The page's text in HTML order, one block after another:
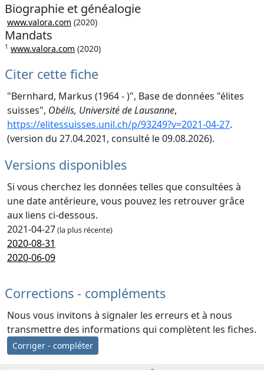
Biographie et généalogie
www.valora.com (2020)
Mandats
1 www.valora.com (2020)
Citer cette fiche
"Bernhard, Markus (1964 - )", Base de données "élites
suisses", Obélis, Université de Lausanne,
https://elitessuisses.unil.ch/p/93249?v=2021-04-27.
(version du 27.04.2021, consulté le 09.08.2026).
Versions disponibles
Si vous cherchez les données telles que consultées à
une date antérieure, vous pouvez les retrouver grâce
aux liens ci-dessous.
2021-04-27(la plus récente)
2020-08-31
2020-06-09
Corrections - compléments
Nous vous invitons à signaler les erreurs et à nous
transmettre des informations qui complètent les fiches.
Corriger - compléter